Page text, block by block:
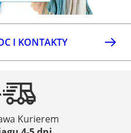
I KONTAKTY
Kurierem